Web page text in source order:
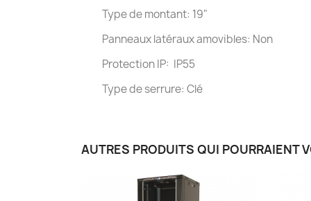
Type de montant: 19"
Panneaux latéraux amovibles: Non
Protection IP: IP55
Type de serrure: Clé
AUTRES PRODUITS QUI POURRAIENT